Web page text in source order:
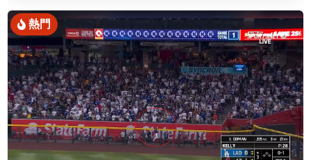
熱門